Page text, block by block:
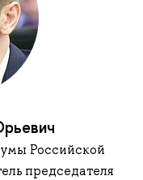
Российской
председателя